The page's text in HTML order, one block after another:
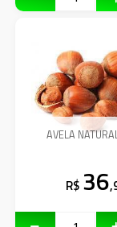
AVELA
R$ 36